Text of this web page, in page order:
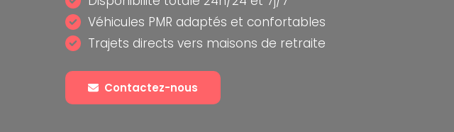
Véhicules PMR adaptés et confortables
Trajets directs vers maisons de retraite
Contactez-nous